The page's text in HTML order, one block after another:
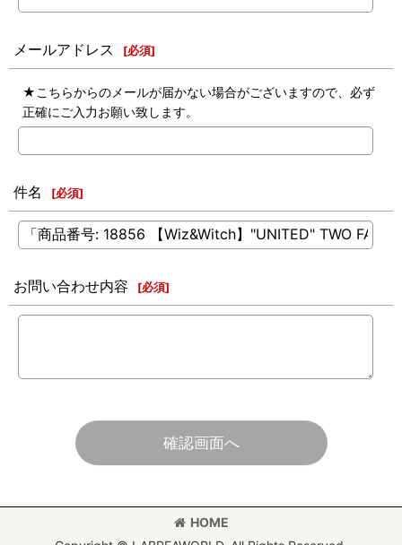
メールアドレス [必須]
★こちらからのメールが届かない場合がございますので、必ず
正確にご入力お願い致します。
件名 [必須]
お問い合わせ内容 [必須]
確認画面へ
HOME